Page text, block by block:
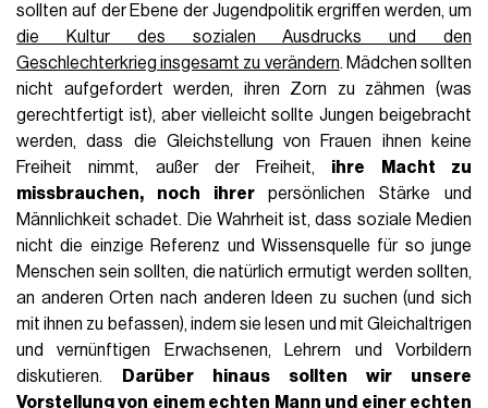
sollten auf der Ebene der Jugendpolitik ergriffen werden, um
die Kultur des sozialen Ausdrucks und den
Geschlechterkrieg insgesamt zu verändern. Mädchen sollten
nicht aufgefordert werden, ihren Zorn zu zähmen (was
gerechtfertigt ist), aber vielleicht sollte Jungen beigebracht
werden, dass die Gleichstellung von Frauen ihnen keine
Freiheit nimmt, außer der Freiheit, ihre Macht zu
missbrauchen, noch ihrerpersönlichen Stärke und
Männlichkeit schadet. Die Wahrheit ist, dass soziale Medien
nicht die einzige Referenz und Wissensquelle für so junge
Menschen sein sollten, die natürlich ermutigt werden sollten,
an anderen Orten nach anderen Ideen zu suchen (und sich
mit ihnen zu befassen), indem sie lesen und mit Gleichaltrigen
und vernünftigen Erwachsenen, Lehrern und Vorbildern
diskutieren.
Darüber hinaus sollten wir unsere
Vorstellung von einem echten Mann und einer echten